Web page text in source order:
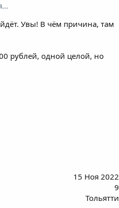
Увы! В чём причина, там
рублей, одной целой, но
15 Ноя 2022
9
Тольятти